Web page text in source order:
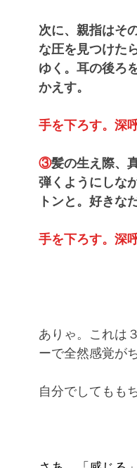
次に、親指はそ
な圧を見つけた
ゆく。耳の後ろ
かえす。
手を下ろす。深
③髪の生え際、
弾くようにしな
トンと。好きな
手を下ろす。深
ありゃ。これは
ーで全然感覚が
自分でしてもも